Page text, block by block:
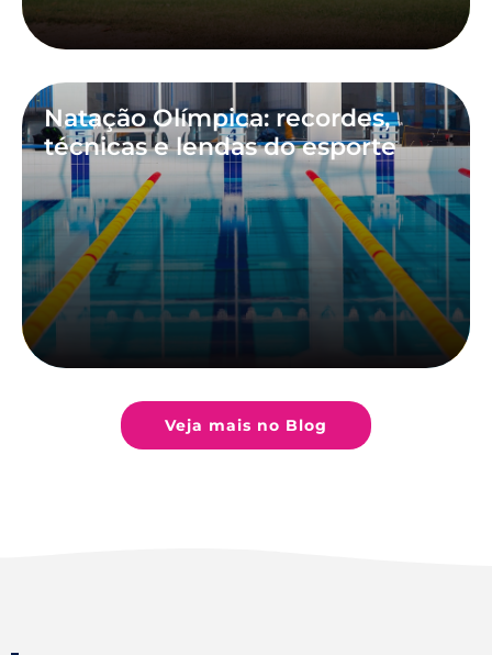
Natação Olímpica: recordes,
técnicas e lendas do esporte
Veja mais no Blog